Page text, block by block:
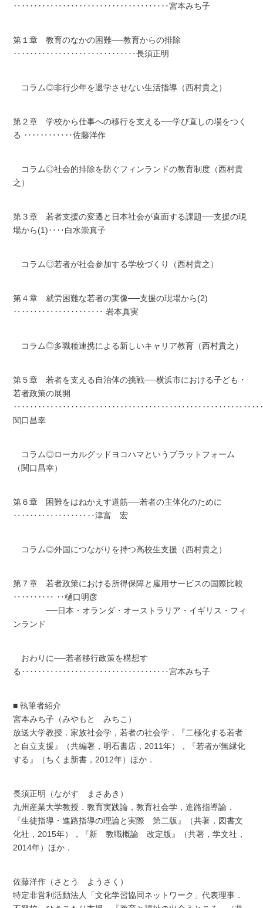
‥‥‥‥‥‥‥‥‥‥‥‥‥‥‥‥‥‥‥宮本みち子
第１章 教育のなかの困難──教育からの排除
‥‥‥‥‥‥‥‥‥‥‥‥‥‥‥長須正明
コラム◎非行少年を退学させない生活指導（西村貴之）
第２章 学校から仕事への移行を支える──学び直しの場をつく
る ‥‥‥‥‥‥佐藤洋作
コラム◎社会的排除を防ぐフィンランドの教育制度（西村貴
之）
第３章 若者支援の変遷と日本社会が直面する課題──支援の現
場から(1)‥‥白水崇真子
コラム◎若者が社会参加する学校づくり（西村貴之）
第４章 就労困難な若者の実像──支援の現場から(2)
‥‥‥‥‥‥‥‥‥‥‥ 岩本真実
コラム◎多職種連携による新しいキャリア教育（西村貴之）
第５章 若者を支える自治体の挑戦──横浜市における子ども・
若者政策の展開
関口昌幸
コラム◎ローカルグッドヨコハマというプラットフォーム
（関口昌幸）
第６章 困難をはねかえす道筋──若者の主体化のために
‥‥‥‥‥‥‥‥‥‥津富 宏
コラム◎外国につながりを持つ高校生支援（西村貴之）
第７章 若者政策における所得保障と雇用サービスの国際比較
‥‥‥‥‥ ‥樋口明彦
──日本・オランダ・オーストラリア・イギリス・フィ
ンランド
おわりに──若者移行政策を構想す
る‥‥‥‥‥‥‥‥‥‥‥‥‥‥‥‥‥‥宮本みち子
■ 執筆者紹介
宮本みち子（みやもと みちこ）
放送大学教授．家族社会学，若者の社会学．『二極化する若者
と自立支援』（共編著，明石書店，2011年），『若者が無縁化
する』（ちくま新書，2012年）ほか．
長須正明（ながす まさあき）
九州産業大学教授．教育実践論，教育社会学，進路指導論．
『生徒指導・進路指導の理論と実際 第二版』（共著，図書文
化社，2015年），『新 教職概論 改定版』（共著，学文社，
2014年）ほか．
佐藤洋作（さとう ようさく）
特定非営利活動法人「文化学習協同ネットワーク」代表理事．